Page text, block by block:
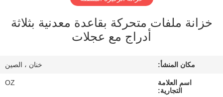
في
مراقبة
الجودة
خزانة ملفات متحركة بقاعدة معدنية بثلاثة
أدراج مع عجلات
مكان المنشأ: خنان ، الصين
اسم العلامة
التجارية:
OZ